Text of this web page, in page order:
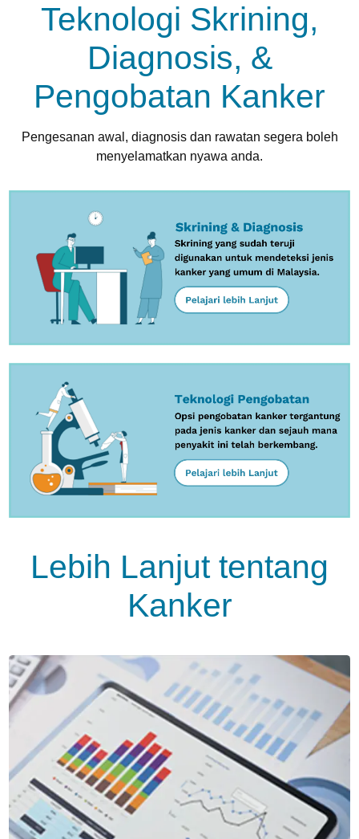
Teknologi Skrining,
Diagnosis, &
Pengobatan Kanker
Pengesanan awal, diagnosis dan rawatan segera boleh
menyelamatkan nyawa anda.
Lebih Lanjut tentang
Kanker